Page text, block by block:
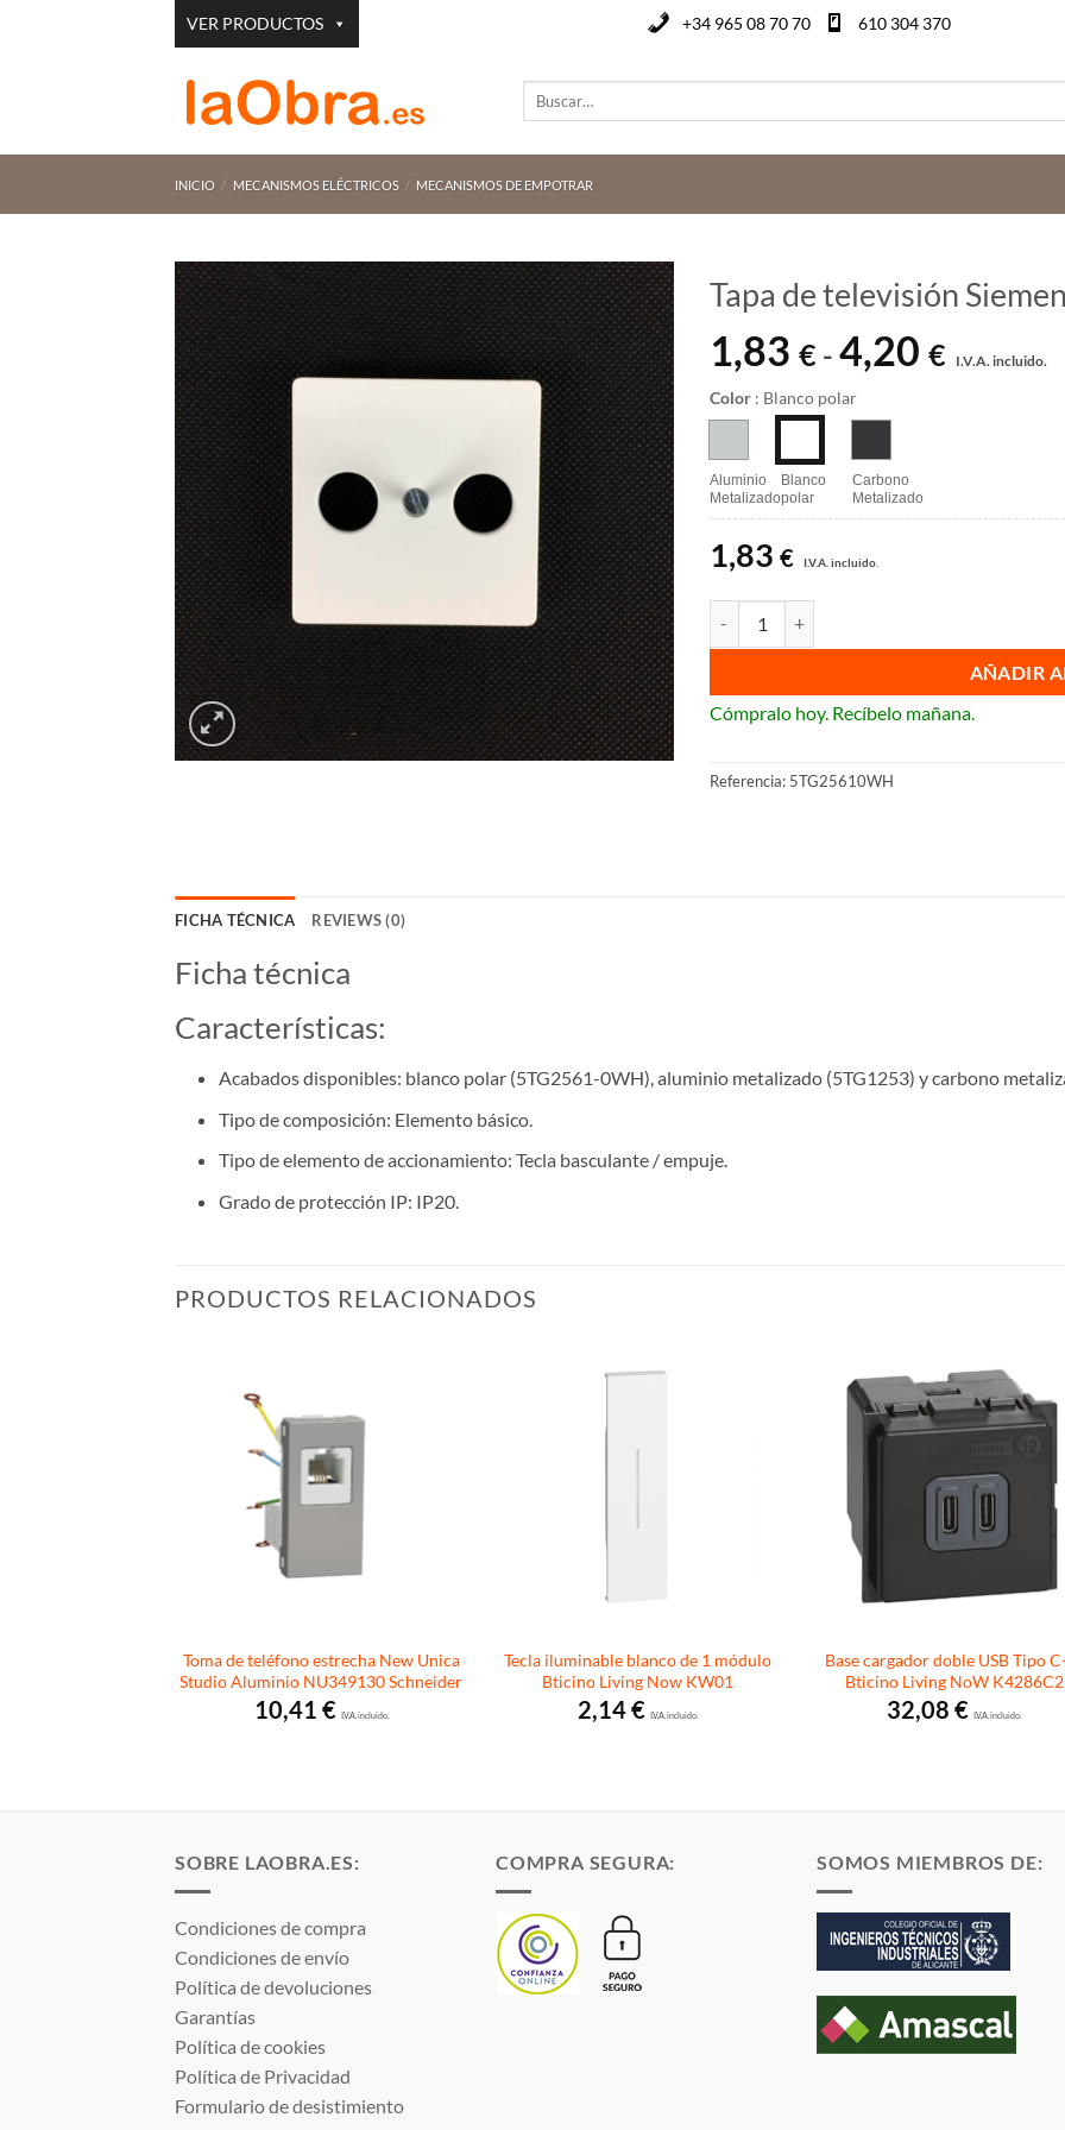
VER PRODUCTOS +34 965 08 70 70 610 304 370
Buscar
INICIO / MECANISMOS ELÉCTRICOS / MECANISMOS DE EMPOTRAR
Tapa de televisión
1,83 € - 4,20 €
de
4,20 €
I.V.A. incluido.
Color : Blanco polar
Aluminio
Metalizado
Blanco
polar
Carbono
Metalizado
1,83 € I.V.A. incluido.
AÑADIR
Cómpralo hoy. Recíbelo mañana.
Referencia: 5TG25610WH
FICHA TÉCNICA REVIEWS (0)
Ficha técnica
Características:
Acabados disponibles: blanco polar (5TG2561-0WH), aluminio metalizado (5TG1253) y carbono
Tipo de composición: Elemento básico.
Tipo de elemento de accionamiento: Tecla basculante / empuje.
Grado de protección IP: IP20.
PRODUCTOS RELACIONADOS
Toma de teléfono estrecha New Unica
Studio Aluminio NU349130 Schneider
10,41 €I.V.A. incluido.
Tecla iluminable blanco de 1 módulo
Bticino Living Now KW01
2,14€I.V.A. incluido.
Base cargador doble USB Tipo
Bticino Living NoW K4286C2
32,08€ I.V.A. incluido.
SOBRE LAOBRA.ES:
Condiciones de compra
Condiciones de envío
Política de devoluciones
Garantías
Política de cookies
Política de Privacidad
Formulario de desistimiento
COMPRA SEGURA: SOMOS MIEMBROS DE: